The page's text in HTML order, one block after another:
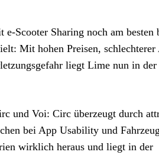
Scooter Sharing noch am besten
Mit hohen Preisen,
liegt Lime nun in der
und Voi: Circ überzeugt durch
bei App Usability und
wirklich heraus und liegt in der